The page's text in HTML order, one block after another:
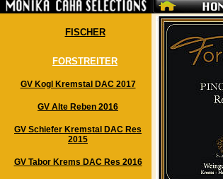
FISCHER
FORSTREITER
GV Kogl Kremstal DAC 2017
GV Alte Reben 2016
GV Schiefer Kremstal DAC Res
2015
GV Tabor Krems DAC Res 2016